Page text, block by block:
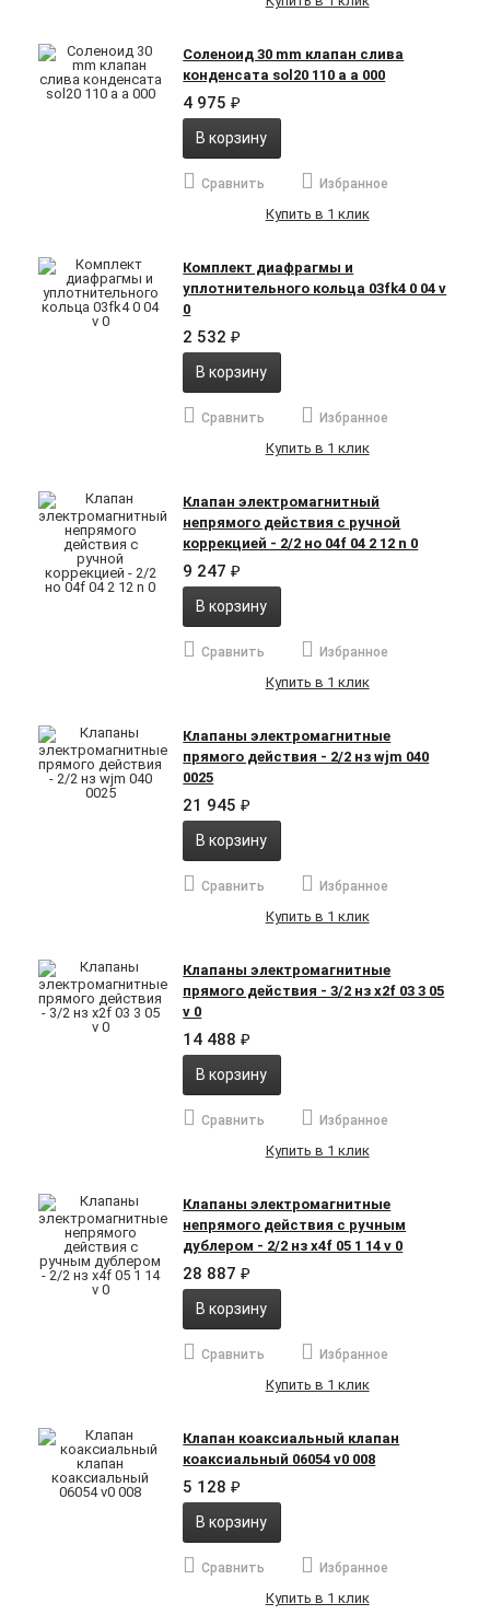
Соленоид 30 mm клапан слива
конденсата sol20 110 a a 000
4 975₽
В корзину
Сравнить Избранное
Купить в 1 клик
Комплект диафрагмы и
уплотнительного кольца 03fk4 0 04 v
0
2 532₽
В корзину
Сравнить Избранное
Купить в 1 клик
Клапан электромагнитный
непрямого действия с ручной
коррекцией - 2/2 но 04f 04 2 12 n 0
9 247₽
В корзину
Сравнить Избранное
Купить в 1 клик
Клапаны электромагнитные
прямого действия - 2/2 нз wjm 040
0025
21 945₽
В корзину
Сравнить Избранное
Купить в 1 клик
Клапаны электромагнитные
прямого действия - 3/2 нз x2f 03 3 05
v 0
14 488₽
В корзину
Сравнить Избранное
Купить в 1 клик
Клапаны электромагнитные
непрямого действия с ручным
дублером - 2/2 нз x4f 05 1 14 v 0
28 887₽
В корзину
Сравнить Избранное
Купить в 1 клик
Клапан коаксиальный клапан
коаксиальный 06054 v0 008
5 128₽
В корзину
Сравнить Избранное
Купить в 1 клик